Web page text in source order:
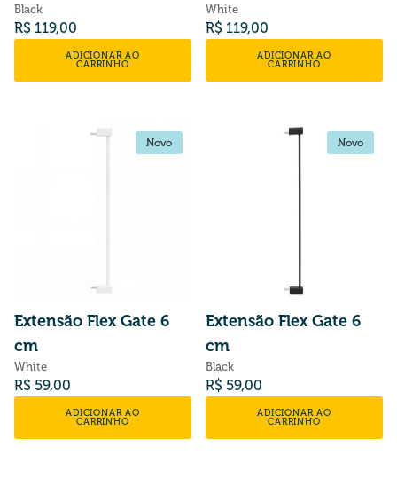
Black
Preço normal
R$ 119,00
ADICIONAR AO
CARRINHO
White
Preço normal
R$ 119,00
ADICIONAR AO
CARRINHO
Novo
Novo
Extensão Flex Gate 6
cm
White
Preço normal
R$ 59,00
ADICIONAR AO
CARRINHO
Novo
Novo
Extensão Flex Gate 6
cm
Black
Preço normal
R$ 59,00
ADICIONAR AO
CARRINHO